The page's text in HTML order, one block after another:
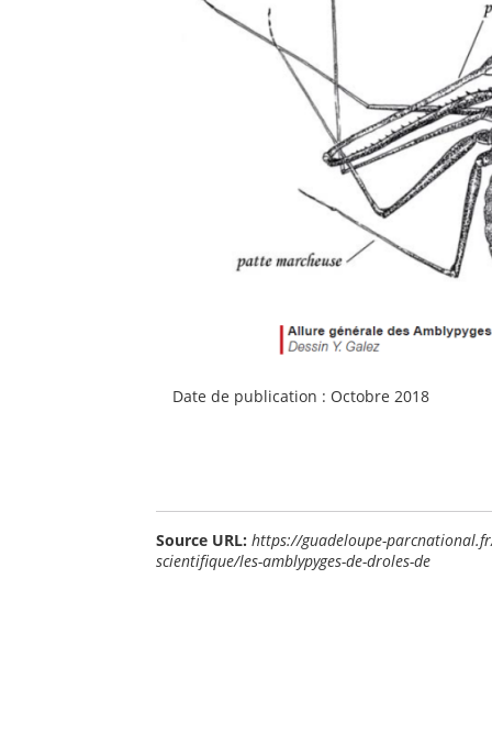
Date de publication : Octobre 2018
Source URL: https://guadeloupe-
scientifique/les-amblypyges-de-droles-de